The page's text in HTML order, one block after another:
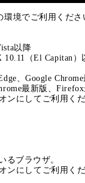
環境でご利用くださ
以降
10.11（El Capitan）
、Google
最新版、
ンにしてご利用く
るブラウザ。
ンにしてご利用く